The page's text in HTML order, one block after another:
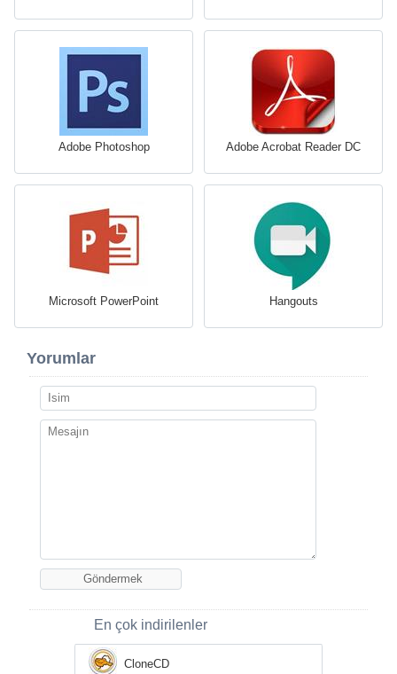
Adobe Photoshop Adobe Acrobat Reader DC
Microsoft PowerPoint Hangouts
Yorumlar
En çok indirilenler
CloneCD